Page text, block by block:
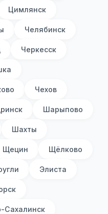
Цимлянск
Челябинск
Черкесск
Чехов
Шарыпово
Шахты
Щецин Щёлково
Элиста